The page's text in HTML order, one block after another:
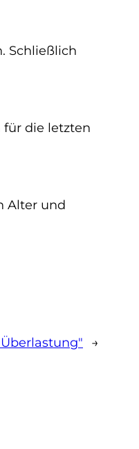
Schließlich
für die letzten
Alter und
→